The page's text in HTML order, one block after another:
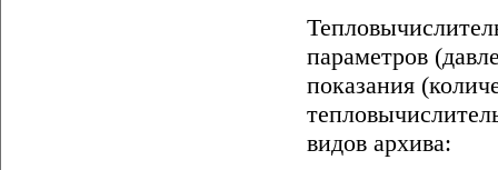
параметров
показания
видов архива: